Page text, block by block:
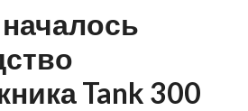
Tank 300